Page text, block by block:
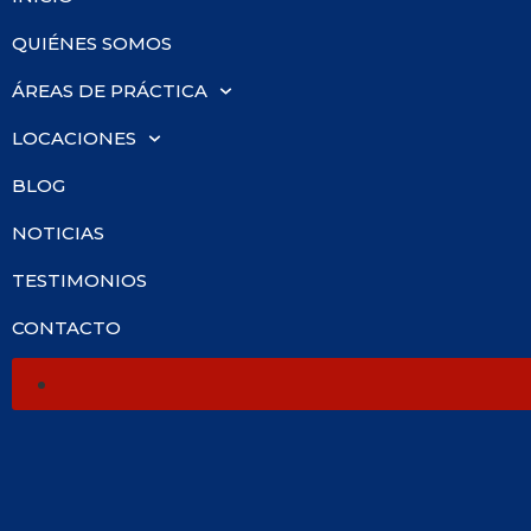
QUIÉNES SOMOS
ÁREAS DE PRÁCTICA
LOCACIONES
BLOG
NOTICIAS
TESTIMONIOS
CONTACTO